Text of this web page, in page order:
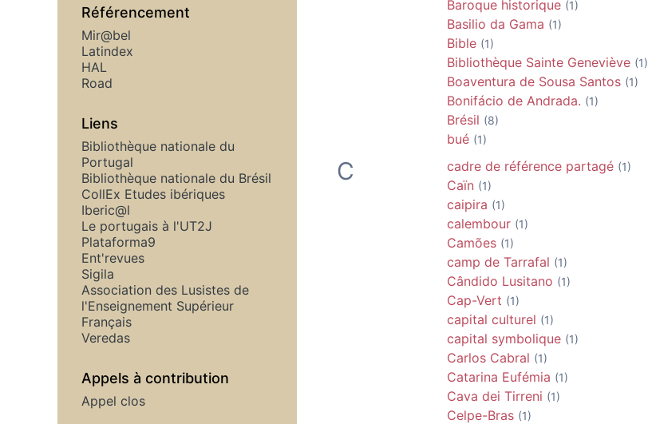
Référencement
Mir@bel
Latindex
HAL
Road
Liens
Bibliothèque nationale du
Portugal
Bibliothèque nationale du Brésil
CollEx Etudes ibériques
Iberic@l
Le portugais à l'UT2J
Plataforma9
Ent'revues
Sigila
Association des Lusistes de
l'Enseignement Supérieur
Français
Veredas
Appels à contribution
Appel clos
Baroque historique (1)
Basilio da Gama (1)
Bible (1)
Bibliothèque Sainte Geneviève (1)
Boaventura de Sousa Santos (1)
Bonifácio de Andrada. (1)
Brésil (8)
bué (1)
C cadre de référence partagé (1)
Caïn (1)
caipira (1)
calembour (1)
Camões (1)
camp de Tarrafal (1)
Cândido Lusitano (1)
Cap-Vert (1)
capital culturel (1)
capital symbolique (1)
Carlos Cabral (1)
Catarina Eufémia (1)
Cava dei Tirreni (1)
Celpe-Bras (1)